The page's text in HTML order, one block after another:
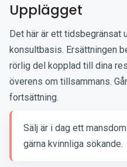
Upplägget
Det här är ett tidsbegränsat
konsultbasis. Ersättningen
rörlig del kopplad till dina
överens om tillsammans.
fortsättning.
Sälj är i dag ett
gärna kvinnliga sökande.